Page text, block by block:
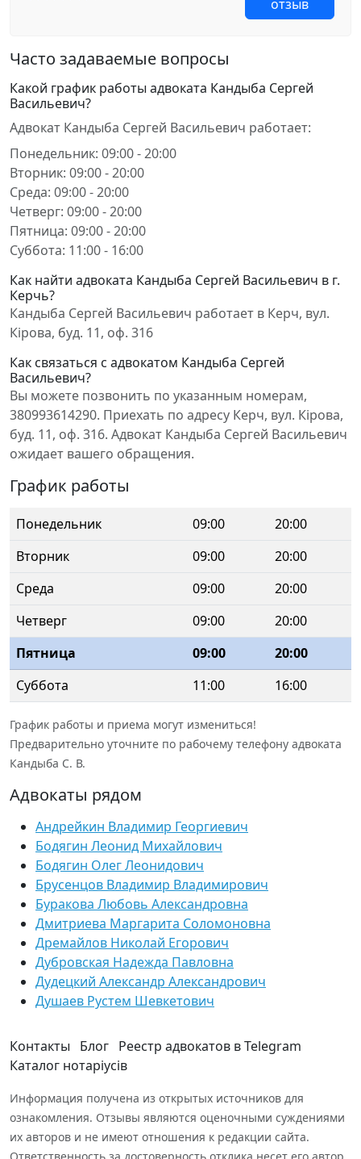
отзыв
Часто задаваемые вопросы
Какой график работы адвоката Кандыба Сергей
Васильевич?
Адвокат Кандыба Сергей Васильевич работает:
Понедельник: 09:00 - 20:00
Вторник: 09:00 - 20:00
Среда: 09:00 - 20:00
Четверг: 09:00 - 20:00
Пятница: 09:00 - 20:00
Суббота: 11:00 - 16:00
Как найти адвоката Кандыба Сергей Васильевич в г.
Керчь?
Кандыба Сергей Васильевич работает в Керч, вул.
Кірова, буд. 11, оф. 316
Как связаться с адвокатом Кандыба Сергей
Васильевич?
Вы можете позвонить по указанным номерам,
380993614290. Приехать по адресу Керч, вул. Кірова,
буд. 11, оф. 316. Адвокат Кандыба Сергей Васильевич
ожидает вашего обращения.
График работы
Понедельник 09:00
20:00
Вторник
09:00
20:00
Среда
09:00
20:00
Четверг
09:00
20:00
Пятница
09:00
20:00
Суббота
11:00 16:00
График работы и приема могут измениться!
Предварительно уточните по рабочему телефону адвоката
Кандыба С. В.
Адвокаты рядом
Андрейкин Владимир Георгиевич
Бодягин Леонид Михайлович
Бодягин Олег Леонидович
Брусенцов Владимир Владимирович
Буракова Любовь Александровна
Дмитриева Маргарита Соломоновна
Дремайлов Николай Егорович
Дубровская Надежда Павловна
Дудецкий Александр Александрович
Душаев Рустем Шевкетович
Контакты Блог Реестр адвокатов в Telegram
Каталог нотаріусів
Информация получена из открытых источников для
ознакомления. Отзывы являются оценочными суждениями
их авторов и не имеют отношения к редакции сайта.